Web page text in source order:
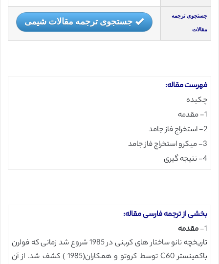
جستجوی ترجمه
مقالات
جستجوی ترجمه مقالات شیمی
فهرست مقاله:
چکیده
1- مقدمه
2- استخراج فاز جامد
3- میکرو استخراج فاز جامد
4- نتیجه گیری
بخشی از ترجمه فارسی مقاله:
1- مقدمه
تاریخچه نانو ساختار های کربنی در 1985 شروع شد زمانی که فولرن
باکمینستر C60 توسط کروتو و همکاران(1985 ) کشف شد. از آن